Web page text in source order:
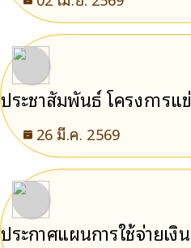
ประชาสัมพันธ์ โครงการ
26 มี.ค. 2569
ประกาศแผนการใช้จ่ายเ